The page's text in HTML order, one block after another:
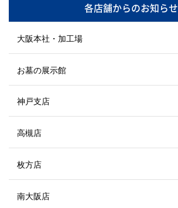
各店舗からのお知らせ
大阪本社・加工場
お墓の展示館
神戸支店
高槻店
枚方店
南大阪店